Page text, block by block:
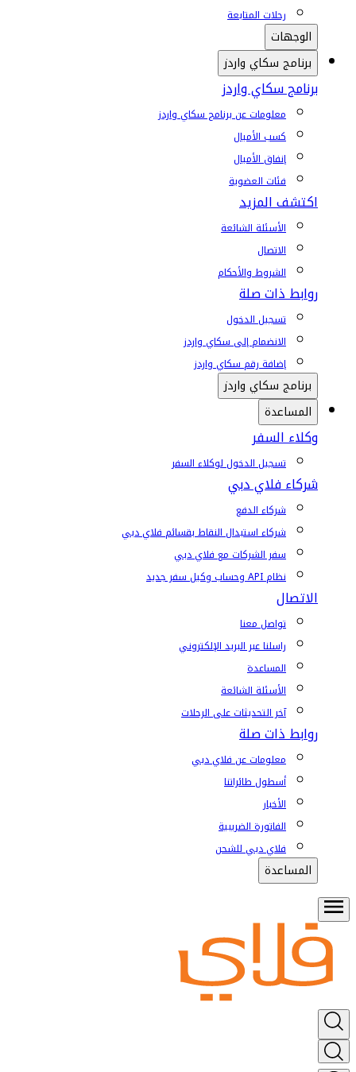
رحلات المتابعة
الوجهات
برنامج سكاي واردز
برنامج سكاي واردز
معلومات عن برنامج سكاي واردز
كسب الأميال
إنفاق الأميال
فئات العضوية
اكتشف المزيد
الأسئلة الشائعة
الاتصال
الشروط والأحكام
روابط ذات صلة
تسجيل الدخول
الانضمام إلى سكاي واردز
إضافة رقم سكاي واردز
برنامج سكاي واردز
المساعدة
وكلاء السفر
تسجيل الدخول لوكلاء السفر
شركاء فلاي دبي
شركاء الدفع
شركاء استبدال النقاط بقسائم فلاي دبي
سفر الشركات مع فلاي دبي
نظام API وحساب وكيل سفر جديد
الاتصال
تواصل معنا
راسلنا عبر البريد الإلكتروني
المساعدة
الأسئلة الشائعة
آخر التحديثات على الرحلات
روابط ذات صلة
معلومات عن فلاي دبي
أسطول طائراتنا
الأخبار
الفاتورة الضريبية
فلاي دبي للشحن
المساعدة